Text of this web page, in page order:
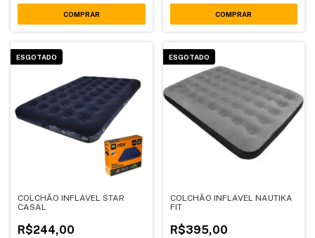
ESGOTADO
COLCHÃO INFLÁVEL STAR
CASAL
R$244,00
ESGOTADO
COLCHÃO INFLÁVEL NAUTIKA
FIT
R$395,00